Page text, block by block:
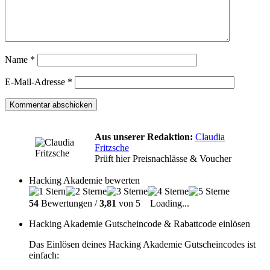
Name *
E-Mail-Adresse *
Aus unserer Redaktion: Claudia
Fritzsche
Prüft hier Preisnachlässe & Voucher
Hacking Akademie bewerten
54 Bewertungen /3,81 von 5
Loading...
Hacking Akademie Gutscheincode & Rabattcode einlösen
Das Einlösen deines Hacking Akademie Gutscheincodes ist
einfach: